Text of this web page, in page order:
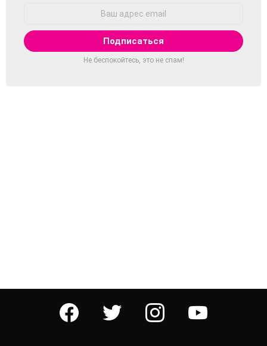
Не беспокойтесь, это не спам!
facebook twitter instagram youtube